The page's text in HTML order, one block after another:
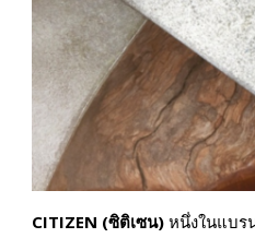
CITIZEN (ซิติเซน) หนึ่งในแบร